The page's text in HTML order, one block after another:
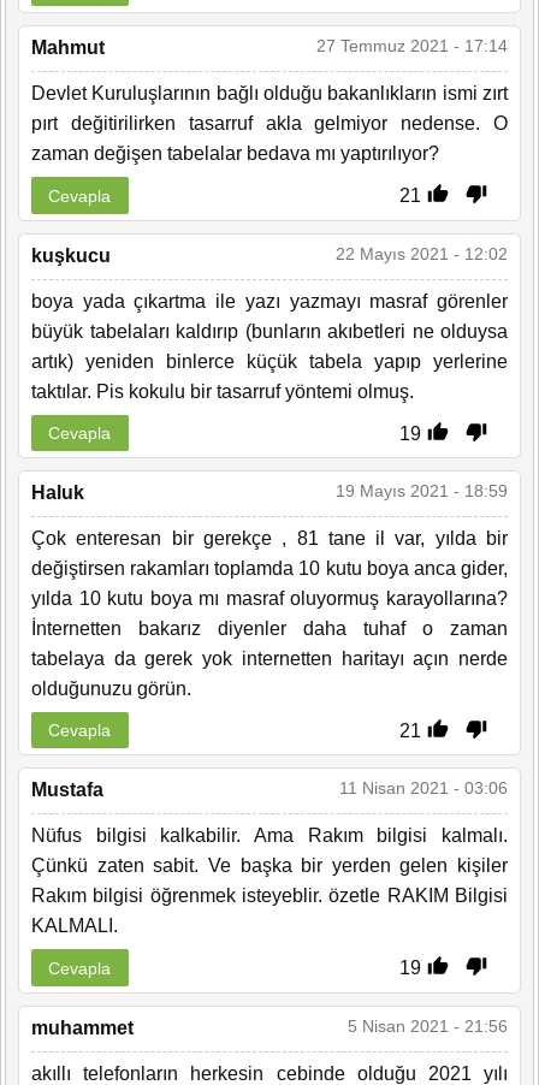
Mahmut 27 Temmuz 2021 - 17:14
Devlet Kuruluşlarının bağlı olduğu bakanlıkların ismi zırt
pırt değitirilirken tasarruf akla gelmiyor nedense. O
zaman değişen tabelalar bedava mı yaptırılıyor?
21
Cevapla
kuşkucu 22 Mayıs 2021 - 12:02
boya yada çıkartma ile yazı yazmayı masraf görenler
büyük tabelaları kaldırıp (bunların akıbetleri ne olduysa
artık) yeniden binlerce küçük tabela yapıp yerlerine
taktılar. Pis kokulu bir tasarruf yöntemi olmuş.
19
Cevapla
Haluk 19 Mayıs 2021 - 18:59
Çok enteresan bir gerekçe , 81 tane il var, yılda bir
değiştirsen rakamları toplamda 10 kutu boya anca gider,
yılda 10 kutu boya mı masraf oluyormuş karayollarına?
İnternetten bakarız diyenler daha tuhaf o zaman
tabelaya da gerek yok internetten haritayı açın nerde
olduğunuzu görün.
21
Cevapla
Mustafa 11 Nisan 2021 - 03:06
Nüfus bilgisi kalkabilir. Ama Rakım bilgisi kalmalı.
Çünkü zaten sabit. Ve başka bir yerden gelen kişiler
Rakım bilgisi öğrenmek isteyeblir. özetle RAKIM Bilgisi
KALMALI.
19
Cevapla
muhammet 5 Nisan 2021 - 21:56
akıllı telefonların herkesin cebinde olduğu 2021 yılı